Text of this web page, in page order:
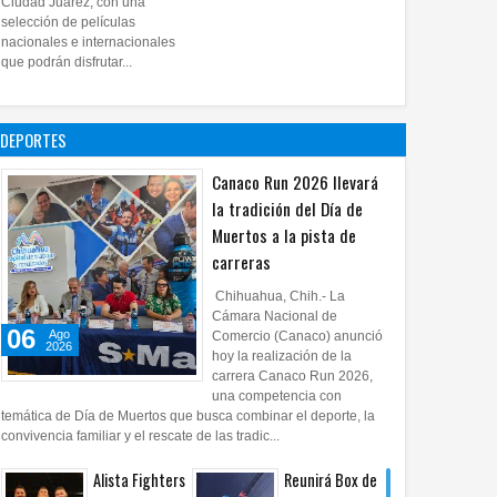
selección de películas
nacionales e internacionales
que podrán disfrutar...
DEPORTES
Canaco Run 2026 llevará
la tradición del Día de
Muertos a la pista de
carreras
06
Ago
2026
Chihuahua, Chih.- La
Cámara Nacional de
Comercio (Canaco) anunció
hoy la realización de la
carrera Canaco Run 2026,
una competencia con
temática de Día de Muertos que busca combinar el deporte, la
convivencia familiar y el rescate de las tradic...
Alista Fighters
Reunirá Box de